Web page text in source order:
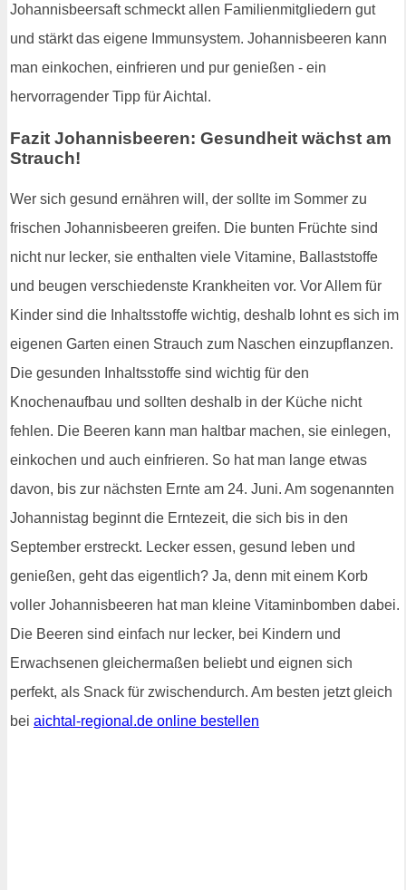
Johannisbeersaft schmeckt allen Familienmitgliedern gut
und stärkt das eigene Immunsystem. Johannisbeeren kann
man einkochen, einfrieren und pur genießen - ein
hervorragender Tipp für Aichtal.
Fazit Johannisbeeren: Gesundheit wächst am
Strauch!
Wer sich gesund ernähren will, der sollte im Sommer zu
frischen Johannisbeeren greifen. Die bunten Früchte sind
nicht nur lecker, sie enthalten viele Vitamine, Ballaststoffe
und beugen verschiedenste Krankheiten vor. Vor Allem für
Kinder sind die Inhaltsstoffe wichtig, deshalb lohnt es sich im
eigenen Garten einen Strauch zum Naschen einzupflanzen.
Die gesunden Inhaltsstoffe sind wichtig für den
Knochenaufbau und sollten deshalb in der Küche nicht
fehlen. Die Beeren kann man haltbar machen, sie einlegen,
einkochen und auch einfrieren. So hat man lange etwas
davon, bis zur nächsten Ernte am 24. Juni. Am sogenannten
Johannistag beginnt die Erntezeit, die sich bis in den
September erstreckt. Lecker essen, gesund leben und
genießen, geht das eigentlich? Ja, denn mit einem Korb
voller Johannisbeeren hat man kleine Vitaminbomben dabei.
Die Beeren sind einfach nur lecker, bei Kindern und
Erwachsenen gleichermaßen beliebt und eignen sich
perfekt, als Snack für zwischendurch. Am besten jetzt gleich
bei aichtal-regional.de online bestellen